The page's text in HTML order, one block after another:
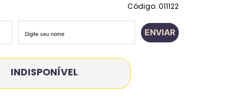
Código: 011122
ENVIAR
INDISPONÍVEL